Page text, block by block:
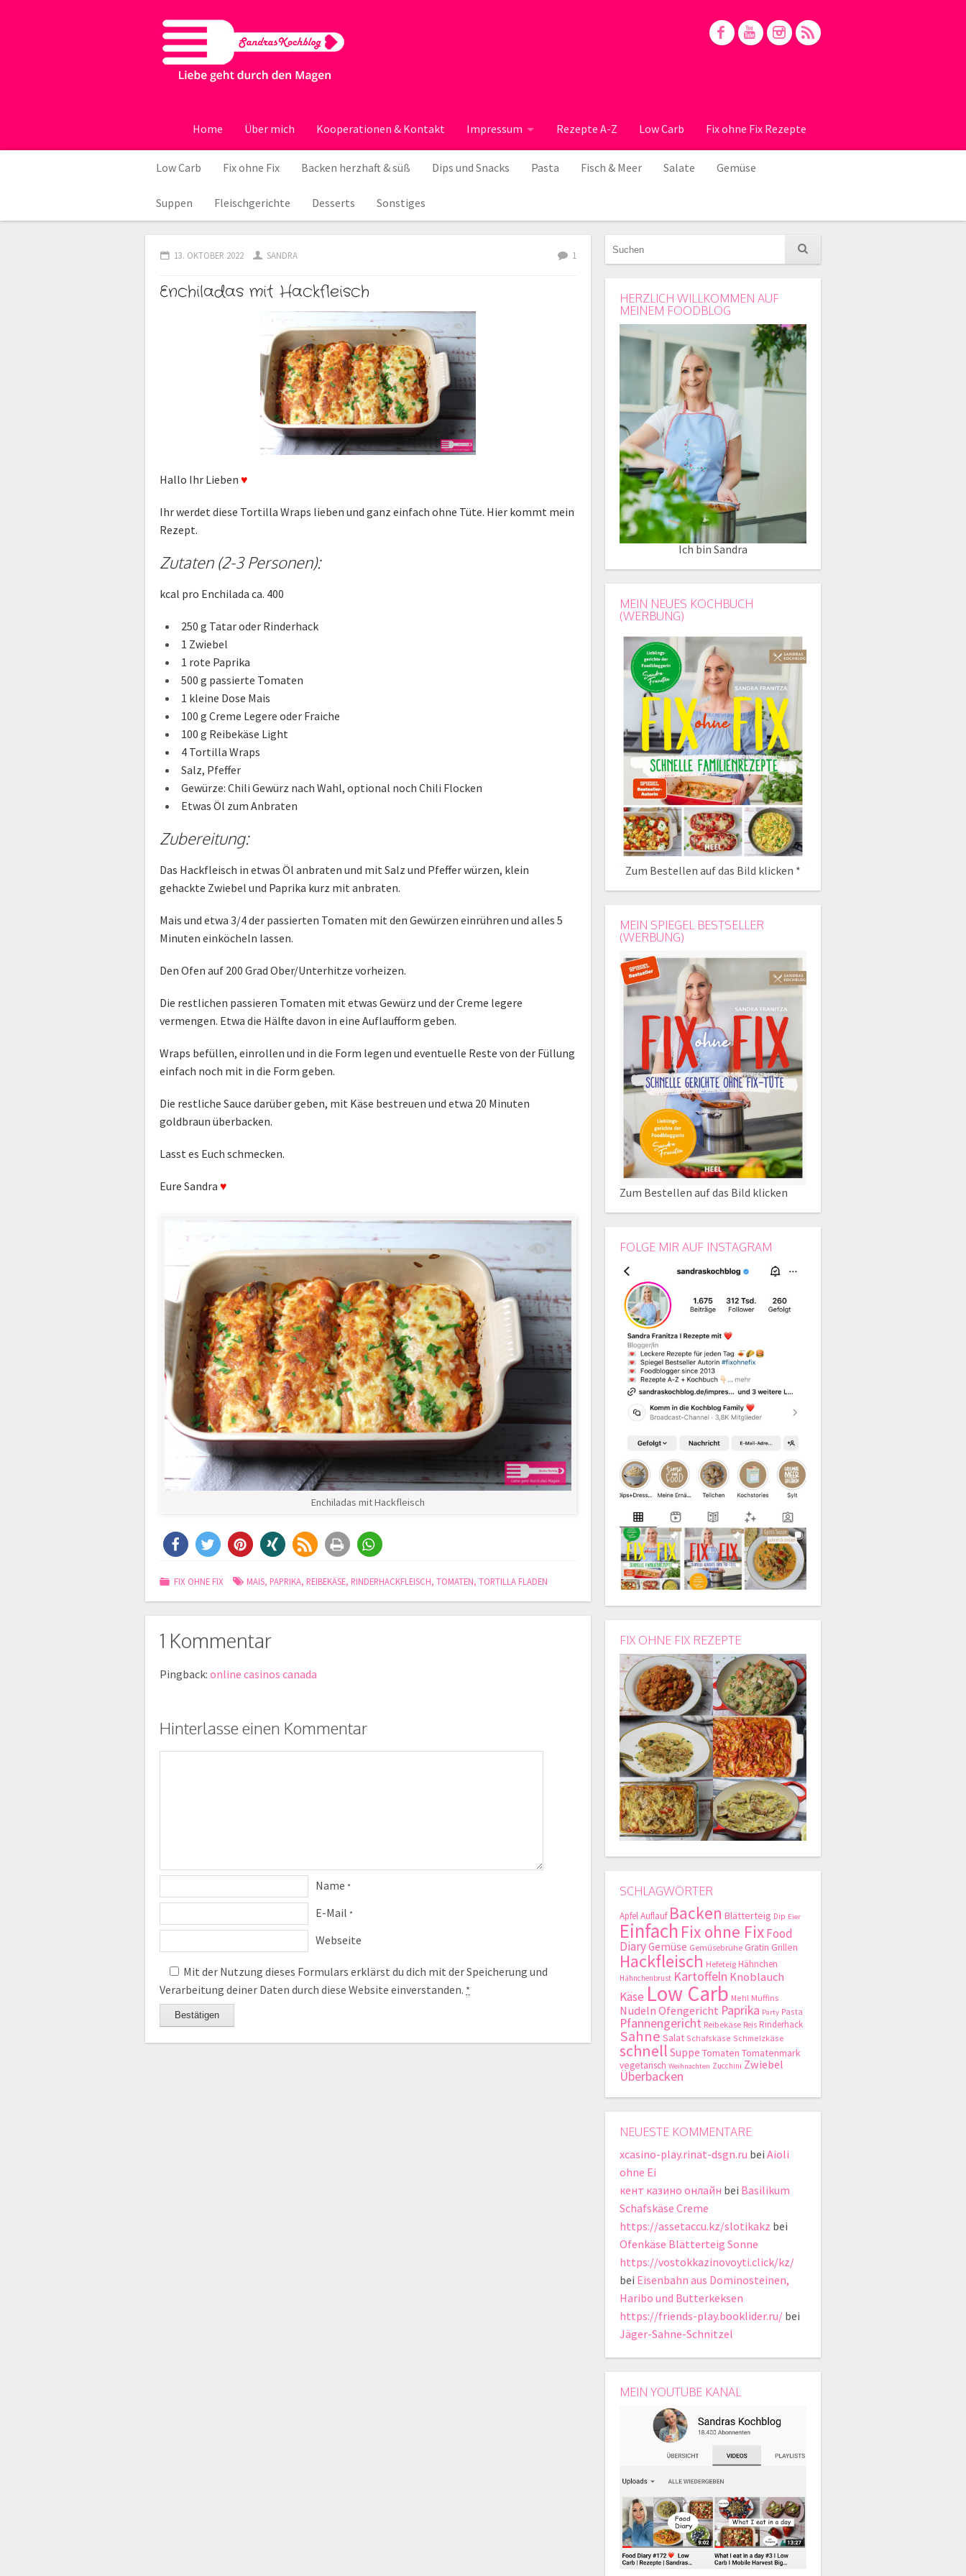
Home Über mich Kooperationen & Kontakt Impressum Rezepte A-Z Low Carb Fix ohne Fix Rezepte
Low Carb Fix ohne Fix Backen herzhaft & süß Dips und Snacks Pasta Fisch & Meer Salate Gemüse
Suppen Fleischgerichte Desserts Sonstiges
13. OKTOBER 2022 SANDRA 1
Enchiladas mit Hackfleisch
Hallo Ihr Lieben ♥
Ihr werdet diese Tortilla Wraps lieben und ganz einfach ohne Tüte. Hier kommt mein
Rezept.
Zutaten (2-3 Personen):
kcal pro Enchilada ca. 400
250 g Tatar oder Rinderhack
1 Zwiebel
1 rote Paprika
500 g passierte Tomaten
1 kleine Dose Mais
100 g Creme Legere oder Fraiche
100 g Reibekäse Light
4 Tortilla Wraps
Salz, Pfeffer
Gewürze: Chili Gewürz nach Wahl, optional noch Chili Flocken
Etwas Öl zum Anbraten
Zubereitung:
Das Hackfleisch in etwas Öl anbraten und mit Salz und Pfeffer würzen, klein
gehackte Zwiebel und Paprika kurz mit anbraten.
Mais und etwa 3/4 der passierten Tomaten mit den Gewürzen einrühren und alles 5
Minuten einköcheln lassen.
Den Ofen auf 200 Grad Ober/Unterhitze vorheizen.
Die restlichen passieren Tomaten mit etwas Gewürz und der Creme legere
vermengen. Etwa die Hälfte davon in eine Auflaufform geben.
Wraps befüllen, einrollen und in die Form legen und eventuelle Reste von der Füllung
einfach noch mit in die Form geben.
Die restliche Sauce darüber geben, mit Käse bestreuen und etwa 20 Minuten
goldbraun überbacken.
Lasst es Euch schmecken.
Eure Sandra ♥
Enchiladas mit Hackfleisch
FIX OHNE FIX MAIS, PAPRIKA, REIBEKÄSE, RINDERHACKFLEISCH,TOMATEN,TORTILLA FLADEN
1 Kommentar
Pingback: online casinos canada
Hinterlasse einen Kommentar
Name *
E-Mail *
Webseite
Mit der Nutzung dieses Formulars erklärst du dich mit der Speicherung und
Verarbeitung deiner Daten durch diese Website einverstanden. *
HERZLICH WILLKOMMEN AUF
MEINEM FOODBLOG
Ich bin Sandra
MEIN NEUES KOCHBUCH
(WERBUNG)
Zum Bestellen auf das Bild klicken *
MEIN SPIEGEL BESTSELLER
(WERBUNG)
Zum Bestellen auf das Bild klicken
FOLGE MIR AUF INSTAGRAM
FIX OHNE FIX REZEPTE
SCHLAGWÖRTER
ApfelAuflauf Backen Blätterteig Dip Eier
Einfach Fix ohne FixFood
DiaryGemüse Gemüsebrühe Gratin Grillen
Hackfleisch Hefeteig Hähnchen
Hähnchenbrust Kartoffeln Knoblauch
Käse Low Carb Mehl Muffins
NudelnOfengericht Paprika Party Pasta
Pfannengericht Reibekäse Reis Rinderhack
Sahne Salat Schafskäse Schmelzkäse
schnell Suppe Tomaten Tomatenmark
vegetarisch Weihnachten Zucchini Zwiebel
Überbacken
NEUESTE KOMMENTARE
xcasino-play.rinat-dsgn.ru bei Aioli
ohne Ei
кент казино онлайн bei Basilikum
Schafskäse Creme
https://assetaccu.kz/slotikakz bei
Ofenkäse Blätterteig Sonne
https://vostokkazinovoyti.click/kz/
bei Eisenbahn aus Dominosteinen,
Haribo und Butterkeksen
https://friends-play.booklider.ru/ bei
Jäger-Sahne-Schnitzel
MEIN YOUTUBE KANAL